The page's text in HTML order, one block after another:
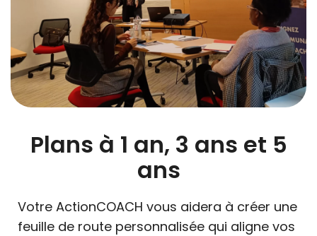
Plans à 1 an, 3 ans et 5
ans
Votre ActionCOACH vous aidera à créer une
feuille de route personnalisée qui aligne vos